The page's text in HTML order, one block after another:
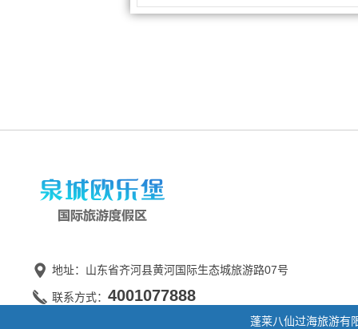
地址：山东省齐河县黄河国际生态城旅游路07号
联系方式： 4001077888
蓬莱八仙过海旅游有